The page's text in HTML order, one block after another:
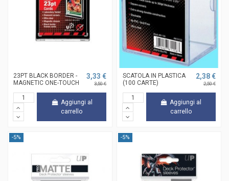
23PT BLACK BORDER -
MAGNETIC ONE-TOUCH
3,33 €
3,50 €
Aggiungi al
carrello
SCATOLA IN PLASTICA
(100 CARTE)
2,38 €
2,50 €
Aggiungi al
carrello
-5% -5%